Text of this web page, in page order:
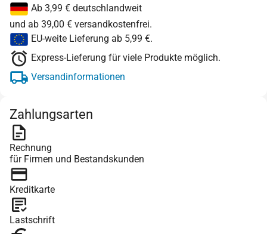
Ab 3,99 € deutschlandweit
und ab 39,00 € versandkostenfrei.
EU-weite Lieferung ab 5,99 €.
Express-Lieferung für viele Produkte möglich.
Versandinformationen
Zahlungsarten
Rechnung
für Firmen und Bestandskunden
Kreditkarte
Lastschrift